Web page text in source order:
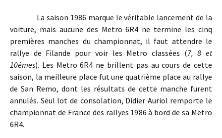
La saison 1986 marque le véritable lancement de la
voiture, mais aucune des Metro 6R4 ne termine les cinq
premières manches du championnat, il faut attendre le
rallye de Filande pour voir les Metro classées (7, 8 et
10èmes). Les Metro 6R4 ne brillent pas au cours de cette
saison, la meilleure place fut une quatrième place au rallye
de San Remo, dont les résultats de cette manche furent
annulés. Seul lot de consolation, Didier Auriol remporte le
championnat de France des rallyes 1986 à bord de sa Metro
6R4.